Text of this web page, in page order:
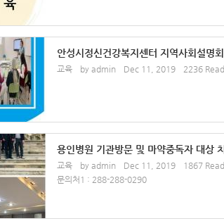
안성시정신건강복지센터 지역사회설명회
교육 by admin Dec 11, 2019 2236
용인병원 기관방문 및 마약중독자 대상
교육 by admin Dec 11, 2019 1867
문의처1 : 288-288-0290